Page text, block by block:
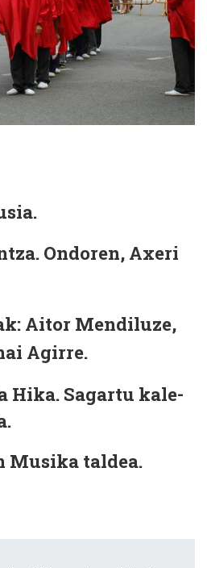
Ondoren, Axeri
Aitor Mendiluze,
Agirre.
Hika. Sagartu kale-
Musika taldea.